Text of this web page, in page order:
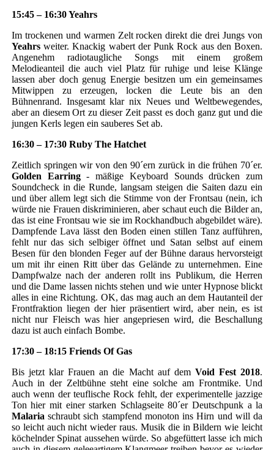
15:45 – 16:30 Yeahrs
Im trockenen und warmen Zelt rocken direkt die drei Jungs von
Yeahrsweiter. Knackig wabert der Punk Rock aus den Boxen.
Angenehm radiotaugliche Songs mit einem großem
Melodieanteil die auch viel Platz für ruhige und leise Klänge
lassen aber doch genug Energie besitzen um ein gemeinsames
Mitwippen zu erzeugen, locken die Leute bis an den
Bühnenrand. Insgesamt klar nix Neues und Weltbewegendes,
aber an diesem Ort zu dieser Zeit passt es doch ganz gut und die
jungen Kerls legen ein sauberes Set ab.
16:30 – 17:30 Ruby The Hatchet
Zeitlich springen wir von den 90´ern zurück in die frühen 70´er.
Golden Earring- mäßige Keyboard Sounds drücken zum
Soundcheck in die Runde, langsam steigen die Saiten dazu ein
und über allem legt sich die Stimme von der Frontsau (nein, ich
würde nie Frauen diskriminieren, aber schaut euch die Bilder an,
das ist eine Frontsau wie sie im Rockhandbuch abgebildet wäre).
Dampfende Lava lässt den Boden einen stillen Tanz aufführen,
fehlt nur das sich selbiger öffnet und Satan selbst auf einem
Besen für den blonden Feger auf der Bühne daraus hervorsteigt
um mit ihr einen Ritt über das Gelände zu unternehmen. Eine
Dampfwalze nach der anderen rollt ins Publikum, die Herren
und die Dame lassen nichts stehen und wie unter Hypnose blickt
alles in eine Richtung. OK, das mag auch an dem Hautanteil der
Frontfraktion liegen der hier präsentiert wird, aber nein, es ist
nicht nur Fleisch was hier angepriesen wird, die Beschallung
dazu ist auch einfach Bombe.
17:30 – 18:15 Friends Of Gas
Bis jetzt klar Frauen an die Macht auf dem Void Fest 2018.
Auch in der Zeltbühne steht eine solche am Frontmike. Und
auch wenn der teuflische Rock fehlt, der experimentelle jazzige
Ton hier mit einer starken Schlagseite 80´er Deutschpunk a la
Malaria schraubt sich stampfend monoton ins Hirn und will da
so leicht auch nicht wieder raus. Musik die in Bildern wie leicht
köchelnder Spinat aussehen würde. So abgefüttert lasse ich mich